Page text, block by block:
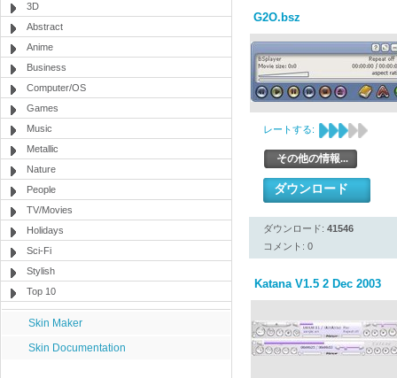
3D
Abstract
Anime
Business
Computer/OS
Games
Music
Metallic
Nature
People
TV/Movies
Holidays
Sci-Fi
Stylish
Top 10
Skin Maker
Skin Documentation
G2O.bsz
レートする:
その他の情報...
ダウンロード
ダウンロード: 41546
コメント: 0
Katana V1.5 2 Dec 2003